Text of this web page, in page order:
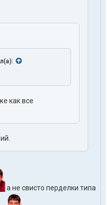
как все
а не свисто перделки типа